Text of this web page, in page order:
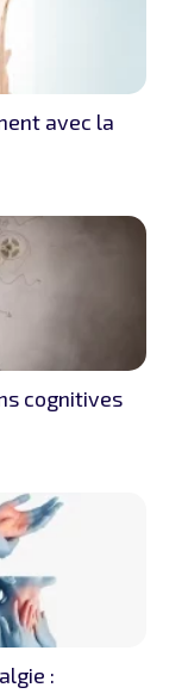
avec la
cognitives
: